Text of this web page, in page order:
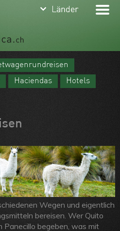
keyboard_arrow_down Länder
Chile
Peru
Bolivien
Uruguay
Paraguay
Guyanas
keyboard_arrow_down Länder
Haciendas
Hotels
Wegen und eigentlich
bereisen. Wer Quito
Panecillo begeben, was mit